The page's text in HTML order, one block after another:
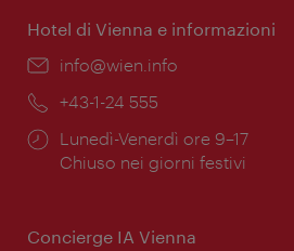
Hotel di Vienna e informazioni
Email:
info@wien.info
Telefono:
+43-1-24 555
Orari
di
Lunedì-Venerdì ore 9–17
Chiuso nei giorni festivi
Concierge IA Vienna